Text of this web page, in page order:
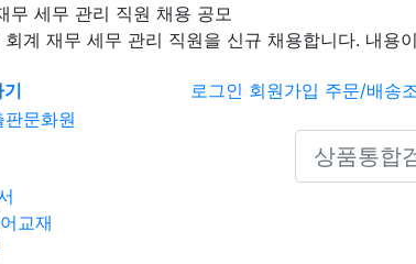
무 세무 관리 직원 채용 공모
회계 재무 세무 관리 직원을 신규 채용합니다. 내용
로그인 회원가입 주문/배송
Search icons
교재